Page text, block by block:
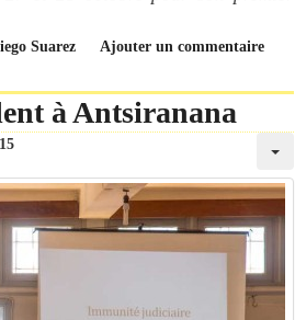
Suarez Ajouter un commentaire
à Antsiranana